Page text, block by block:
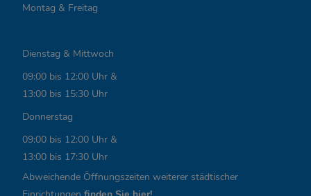
t
L
i
n
k
s
Montag & Freitag
Dienstag & Mittwoch
09:00 bis 12:00 Uhr &
13:00 bis 15:30 Uhr
Donnerstag
09:00 bis 12:00 Uhr &
13:00 bis 17:30 Uhr
Abweichende Öffnungszeiten weiterer städtischer